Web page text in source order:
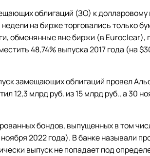
облигаций (ЗО) к долларовому
на бирже торговались только
обменянные вне биржи (в Euroclear),
48,74% выпуска 2017 года (на
замещающих облигаций провел
12,3 млрд руб. из 15 млрд руб., а 30
бондов, выпущенных в том
2022 года). В банке называли
выпуск не попадает под